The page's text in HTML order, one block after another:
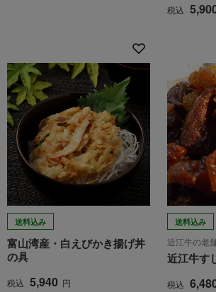
税込
送料込み
富山湾産・白えびかき揚げ丼
の具
税込 5,940 円
送料込み
近江牛の老
近江牛す
税込